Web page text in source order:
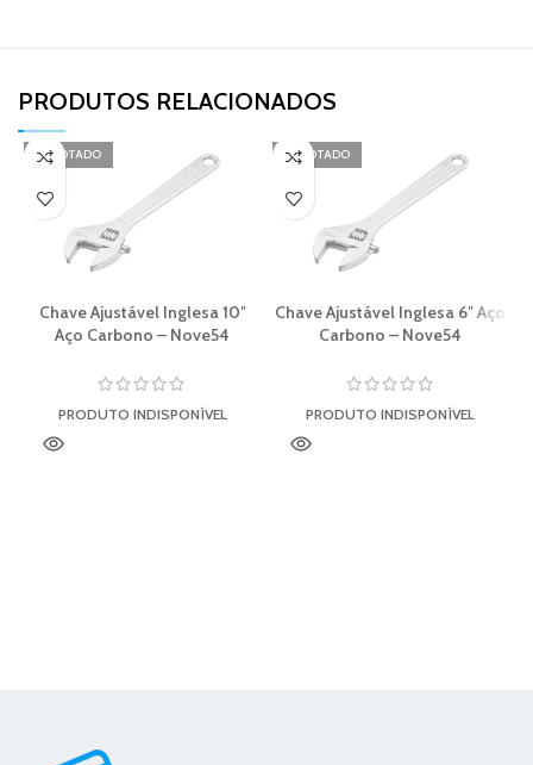
PRODUTOS RELACIONADOS​
ESGOTADO
Chave Ajustável Inglesa 10″
Aço Carbono – Nove54
PRODUTO INDISPONÍVEL
ESGOTADO
Chave Ajustável Inglesa 6″ Aço
Carbono – Nove54
PRODUTO INDISPONÍVEL